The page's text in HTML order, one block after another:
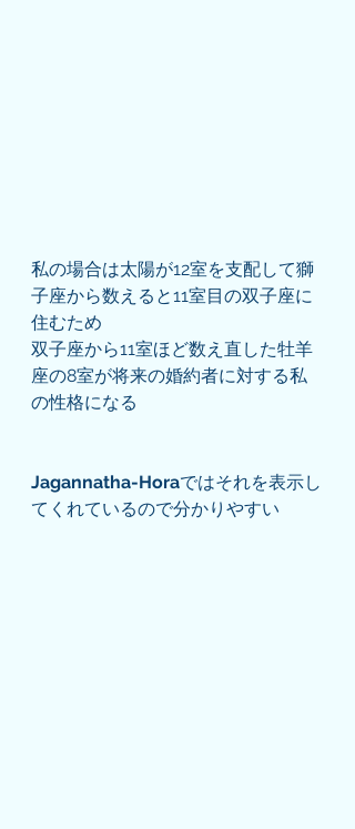
私の場合は太陽が12室を支配して獅
子座から数えると11室目の双子座に
住むため
双子座から11室ほど数え直した牡羊
座の8室が将来の婚約者に対する私
の性格になる
Jagannatha-Horaではそれを表示し
てくれているので分かりやすい